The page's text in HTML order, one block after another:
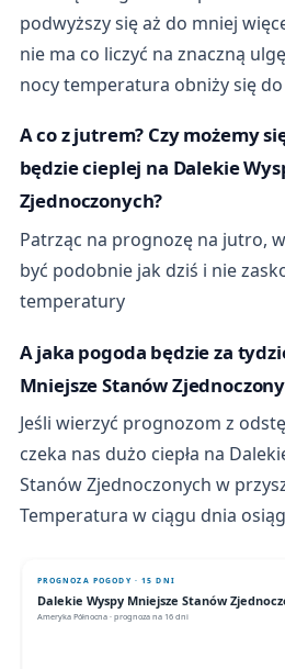
podwyższy się aż do mniej
nie ma co liczyć na znaczną
nocy temperatura obniży się
A co z jutrem? Czy możemy
będzie cieplej na Dalekie
Zjednoczonych?
Patrząc na prognozę na jutro,
być podobnie jak dziś i nie
temperatury
A jaka pogoda będzie za
Mniejsze Stanów
Jeśli wierzyć prognozom z
czeka nas dużo ciepła na
Stanów Zjednoczonych w
Temperatura w ciągu dnia